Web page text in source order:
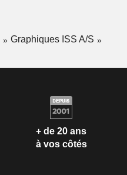
Graphiques ISS A/S
+ de 20 ans
à vos côtés